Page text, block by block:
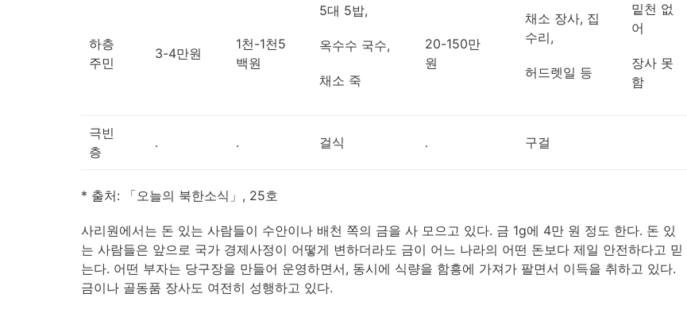
하층
주민
3-4만원
1천-1천5
백원
5대 5밥,
옥수수 국수,
채소 죽
20-150만
원
채소 장사, 집
수리,
허드렛일 등
밑천 없
어
장사 못
함
극빈
층
․ ․ 걸식 ․ 구걸
* 출처: 「오늘의 북한소식」, 25호
사리원에서는 돈 있는 사람들이 수안이나 배천 쪽의 금을 사 모으고 있다. 금 1g에 4만 원 정도 한다. 돈 있
는 사람들은 앞으로 국가 경제사정이 어떻게 변하더라도 금이 어느 나라의 어떤 돈보다 제일 안전하다고 믿
는다. 어떤 부자는 당구장을 만들어 운영하면서, 동시에 식량을 함흥에 가져가 팔면서 이득을 취하고 있다.
금이나 골동품 장사도 여전히 성행하고 있다.